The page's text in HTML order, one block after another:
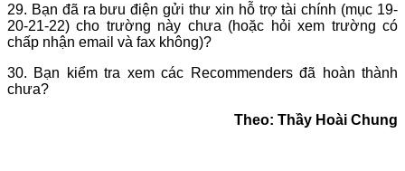
29. Bạn đã ra bưu điện gửi thư xin hỗ trợ tài chính (mục 19-
20-21-22) cho trường này chưa (hoặc hỏi xem trường có
chấp nhận email và fax không)?
30. Bạn kiểm tra xem các Recommenders đã hoàn thành
chưa?
Theo: Thầy Hoài Chung